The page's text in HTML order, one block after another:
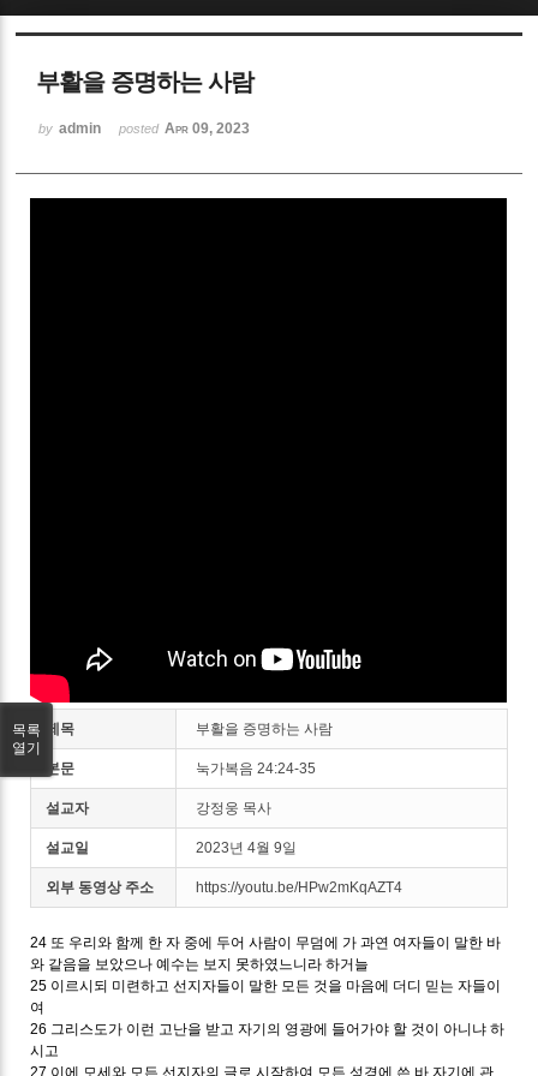
부활을 증명하는 사람
by admin posted Apr 09, 2023
제목 부활을 증명하는 사람
본문 눅가복음 24:24-35
설교자 강정웅 목사
설교일 2023년 4월 9일
외부 동영상 주소 https://youtu.be/HPw2mKqAZT4
24 또 우리와 함께 한 자 중에 두어 사람이 무덤에 가 과연 여자들이 말한 바
와 같음을 보았으나 예수는 보지 못하였느니라 하거늘
25 이르시되 미련하고 선지자들이 말한 모든 것을 마음에 더디 믿는 자들이
여
26 그리스도가 이런 고난을 받고 자기의 영광에 들어가야 할 것이 아니냐 하
시고
27 이에 모세와 모든 선지자의 글로 시작하여 모든 성경에 쓴 바 자기에 관
목록
열기
Sketchbook5, 스케치북5